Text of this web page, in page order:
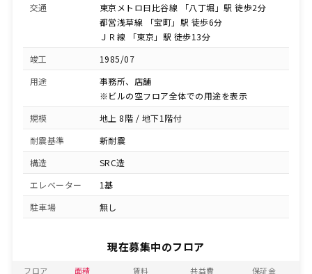
交通
東京メトロ日比谷線 「八丁堀」駅 徒歩2分
都営浅草線 「宝町」駅 徒歩6分
ＪＲ線 「東京」駅 徒歩13分
竣工
1985/07
用途
事務所、店舗
※ビルの空フロア全体での用途を表示
規模
地上 8階 / 地下1階付
耐震基準
新耐震
構造
SRC造
エレベーター
1基
駐車場
無し
現在募集中のフロア
フロア 面積 賃料 共益費 保証金